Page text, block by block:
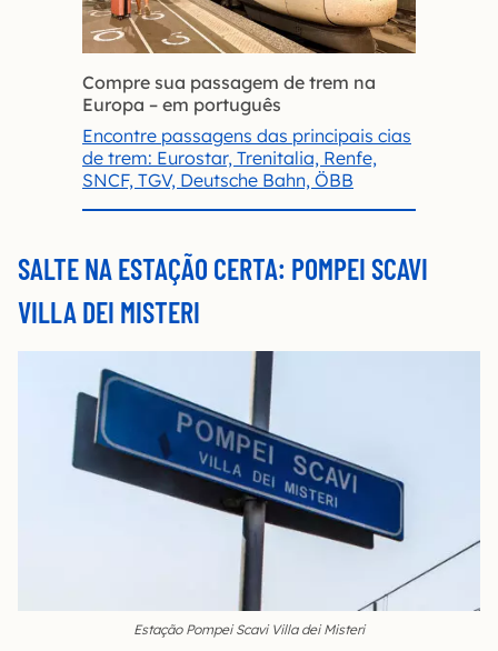
Compre sua passagem de trem na
Europa – em português
Encontre passagens das principais cias
de trem: Eurostar, Trenitalia, Renfe,
SNCF, TGV, Deutsche Bahn, ÖBB
SALTE NA ESTAÇÃO CERTA: POMPEI SCAVI
VILLA DEI MISTERI
Estação Pompei Scavi Villa dei Misteri